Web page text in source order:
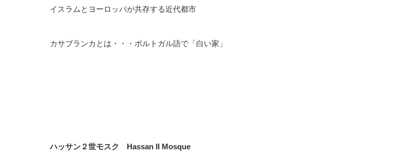
イスラムとヨーロッパが共存する近代都市
カサブランカとは・・・ポルトガル語で「白い家」
ハッサン２世モスク Hassan II Mosque